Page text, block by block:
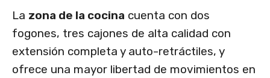
La zona de la cocina cuenta con dos
fogones, tres cajones de alta calidad con
extensión completa y auto-retráctiles, y
ofrece una mayor libertad de movimientos en